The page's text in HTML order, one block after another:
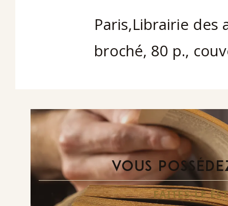
Paris,Librairie des
broché, 80 p.,
VOUS
FAITES-LE